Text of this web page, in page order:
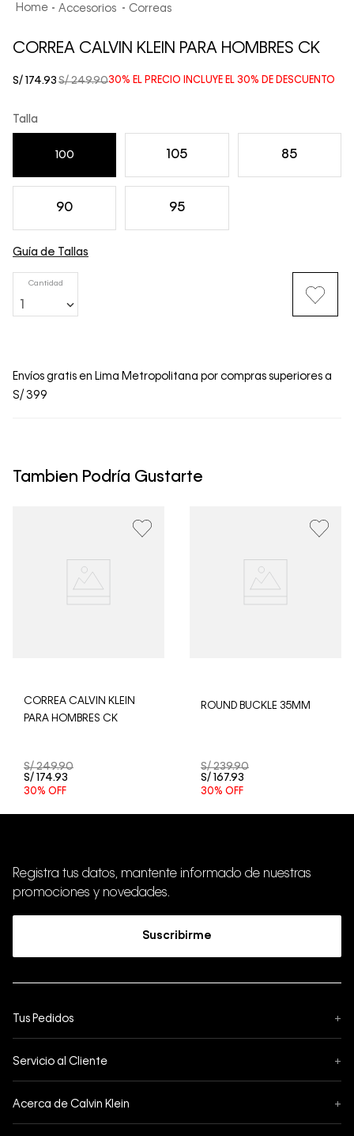
Accesorios Correas
CORREA CALVIN KLEIN PARA HOMBRES CK
30% EL PRECIO INCLUYE EL 30% DE DESCUENTO
S/ 249.90
S/ 174.93
Talla
100 105 85
90 95
Guía de Tallas
Cantidad
Envíos gratis en Lima Metropolitana por compras superiores a
S/ 399
Tambien Podría Gustarte
CORREA CALVIN KLEIN
PARA HOMBRES CK
S/ 249.90
S/
174.93
30% OFF
ROUND BUCKLE 35MM
S/ 239.90
S/
167.93
30% OFF
Registra tus datos, mantente informado de nuestras
promociones y novedades.
Suscribirme
Tus Pedidos +
Formas de Pago
Servicio al Cliente +
Acerca de Calvin Klein +